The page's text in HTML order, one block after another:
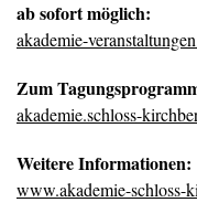
ab sofort möglich:
akademie-
Zum
akademie.schloss-
Weitere Informationen:
www.akademie-schloss-